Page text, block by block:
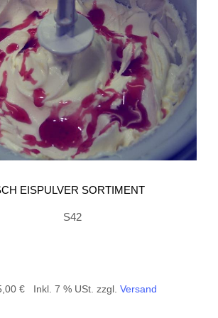
EISPULVER SORTIMENT
S42
€ Inkl. 7 % USt. zzgl. Versand